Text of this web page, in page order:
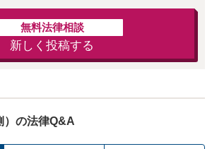
無料法律相談
新しく投稿する
）の法律Q&A